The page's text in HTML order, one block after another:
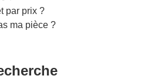
par prix ?
ma pièce ?